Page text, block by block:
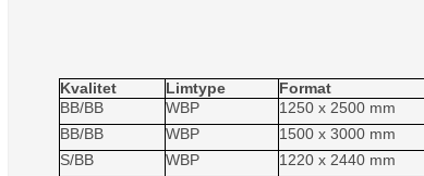
Kvalitet Limtype Format
BB/BB
WBP 1250 x 2500 mm
BB/BB
WBP 1500 x 3000 mm
S/BB
WBP 1220 x 2440 mm